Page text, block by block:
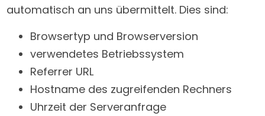
automatisch an uns übermittelt. Dies sind:
Browsertyp und Browserversion
verwendetes Betriebssystem
Referrer URL
Hostname des zugreifenden Rechners
Uhrzeit der Serveranfrage